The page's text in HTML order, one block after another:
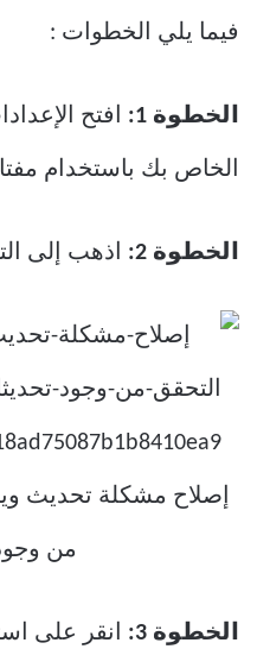
فيما يلي الخطوات :
الخطوة 1: افتح
الخاص بك باستخدام
الخطوة 2: اذهب إلى
الخطوة 3: انقر على